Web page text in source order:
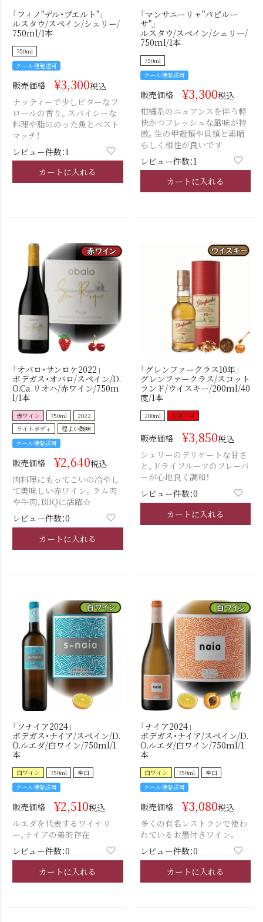
「フィノ"デル・プエルト"」
ルスタウ/スペイン/シェリー/
750ml/1本
750ml
クール便発送可
販売価格 ¥3,300税込
ナッティーで少しビターなフ
ロールの香り。スパイシーな
料理や脂ののった魚とベスト
マッチ！
レビュー件数：1
カートに入れる
「マンサニーリャ"パピルー
サ"」
ルスタウ/スペイン/シェリー/
750ml/1本
750ml
クール便発送可
販売価格 ¥3,300税込
柑橘系のニュアンスを伴う軽
快かつフレッシュな風味が特
徴。生の甲殻類や貝類と素晴
らしく相性が良いです
レビュー件数：1
カートに入れる
「オバロ・サンロケ2022」
ボデガス・オバロ/スペイン/D.
O.Ca.リオハ/赤ワイン/750m
l/1本
赤ワイン 750ml
2022
ライトボディ
程よい酸味
クール便発送可
販売価格 ¥2,640税込
肉料理にもってこいの冷やし
て美味しい赤ワイン。ラム肉
や牛肉、BBQに活躍☆
レビュー件数：0
カートに入れる
「グレンファークラス10年」
グレンファークラス/スコット
ランド/ウイスキー/200ml/40
度/1本
200ml 包装不可
販売価格 ¥3,850税込
シェリーのデリケートな甘さ
と、ドライフルーツのフレーバ
ーが心地良く調和！
レビュー件数：0
カートに入れる
「ソナイア2024」
ボデガス・ナイア/スペイン/D.
O.ルエダ/白ワイン/750ml/1
本
白ワイン 750ml
辛口
クール便発送可
販売価格 ¥2,510税込
ルエダを代表するワイナリ
ー、ナイアの弟的存在
レビュー件数：0
カートに入れる
「ナイア2024」
ボデガス・ナイア/スペイン/D.
O.ルエダ/白ワイン/750ml/1
本
白ワイン 750ml
辛口
クール便発送可
販売価格 ¥3,080税込
多くの有名レストランで使わ
れているお墨付きワイン。
レビュー件数：0
カートに入れる